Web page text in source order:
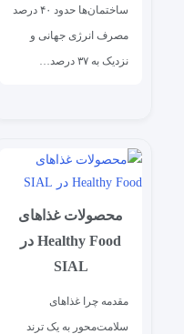
ساختمان‌ها حدود ۴۰ درصد
مصرف انرژی جهانی و
نزدیک به ۳۷ درصد…
محصولات غذاهای
Healthy Food در
SIAL
مقدمه چرا غذاهای
سلامت‌محور به یک ترند